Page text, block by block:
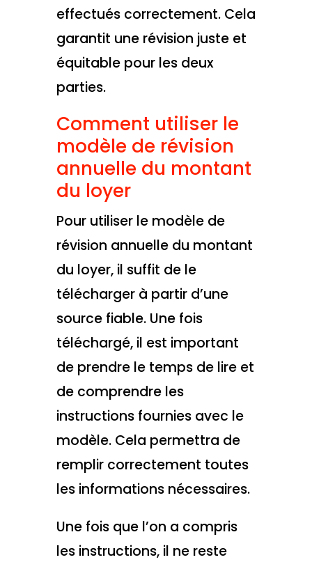
effectués correctement. Cela
garantit une révision juste et
équitable pour les deux
parties.
Comment utiliser le
modèle de révision
annuelle du montant
du loyer
Pour utiliser le modèle de
révision annuelle du montant
du loyer, il suffit de le
télécharger à partir d’une
source fiable. Une fois
téléchargé, il est important
de prendre le temps de lire et
de comprendre les
instructions fournies avec le
modèle. Cela permettra de
remplir correctement toutes
les informations nécessaires.
Une fois que l’on a compris
les instructions, il ne reste